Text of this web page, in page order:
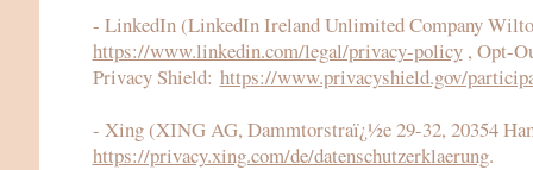
- LinkedIn (LinkedIn Ireland Unlimited Company
https://www.linkedin.com/legal/privacy-policy , Opt-
Privacy Shield: https://www.privacyshield.gov/
- Xing (XING AG, Dammtorstraï¿½e 29-32, 20354
https://privacy.xing.com/de/datenschutzerklaerung.